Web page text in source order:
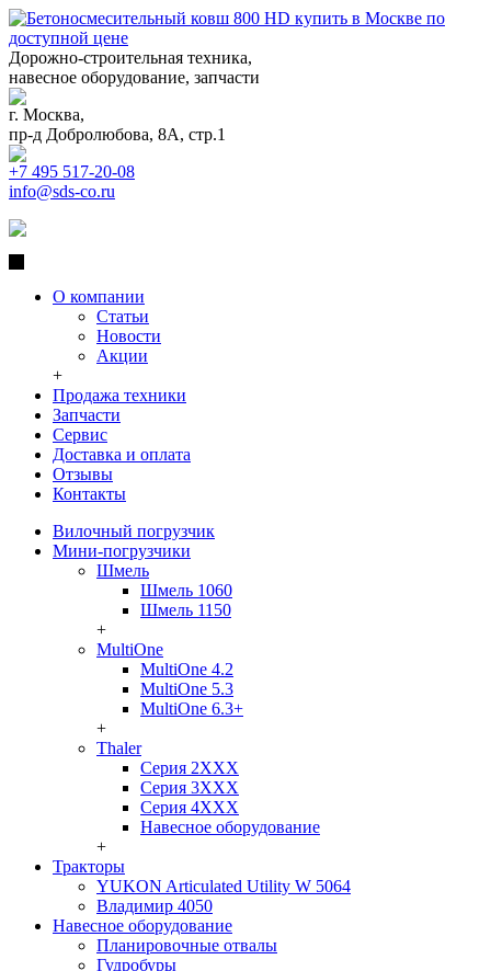
Дорожно-строительная техника,
навесное оборудование, запчасти
г. Москва,
пр-д Добролюбова, 8А, стр.1
+7 495 517-20-08
info@sds-co.ru
О компании
Статьи
Новости
Акции
+
Продажа техники
Запчасти
Сервис
Доставка и оплата
Отзывы
Контакты
Вилочный погрузчик
Мини-погрузчики
Шмель
Шмель 1060
Шмель 1150
+
MultiOne
MultiOne 4.2
MultiOne 5.3
MultiOne 6.3+
+
Thaler
Серия 2ХХХ
Серия 3ХХХ
Серия 4ХХХ
Навесное оборудование
+
Тракторы
YUKON Articulated Utility W 5064
Владимир 4050
Навесное оборудование
Планировочные отвалы
Гудробуры